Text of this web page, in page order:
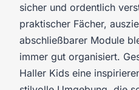
sicher und ordentlich
praktischer Fächer,
abschließbarer Module
immer gut organisiert.
Haller Kids eine